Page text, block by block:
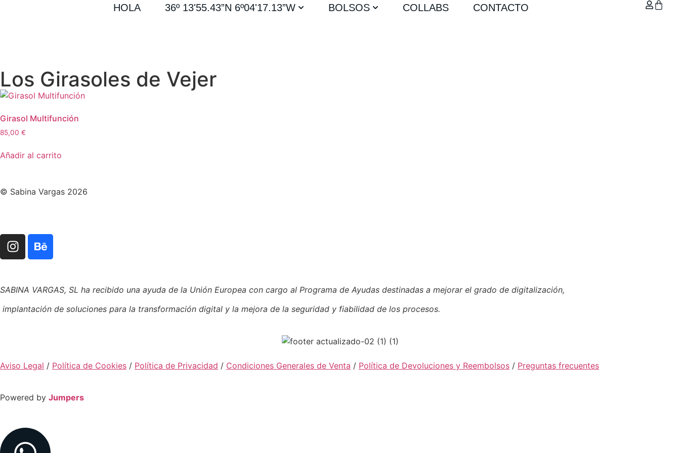
HOLA 36º 13'55.43”N 6º04'17.13”W BOLSOS COLLABS CONTACTO
Los Girasoles de Vejer
Girasol Multifunción
85,00 €
Añadir al carrito
© Sabina Vargas 2026
SABINA VARGAS, SL ha recibido una ayuda de la Unión Europea con cargo al Programa de Ayudas destinadas a mejorar el grado de digitalización,
implantación de soluciones para la transformación digital y la mejora de la seguridad y fiabilidad de los procesos.
Aviso Legal / Política de Cookies / Política de Privacidad / Condiciones Generales de Venta / Política de Devoluciones y Reembolsos / Preguntas frecuentes
Powered by Jumpers